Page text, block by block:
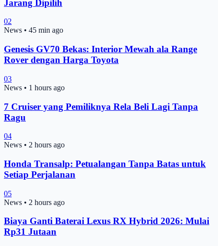
Jarang Dipilih
02
News • 45 min ago
Genesis GV70 Bekas: Interior Mewah ala Range
Rover dengan Harga Toyota
03
News • 1 hours ago
7 Cruiser yang Pemiliknya Rela Beli Lagi Tanpa
Ragu
04
News • 2 hours ago
Honda Transalp: Petualangan Tanpa Batas untuk
Setiap Perjalanan
05
News • 2 hours ago
Biaya Ganti Baterai Lexus RX Hybrid 2026: Mulai
Rp31 Jutaan